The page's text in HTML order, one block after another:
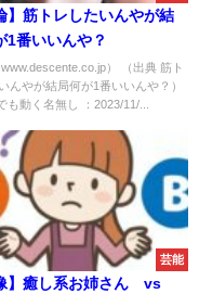
】筋トレしたいんやが結
1番いいんや？
www.descente.co.jp） （出典 筋ト
んやが結局何が1番いいんや？）
も動く名無し ：2023/11/...
芸能
】癒し系お姉さん vs